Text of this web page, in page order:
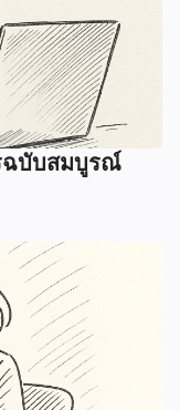
ฉบับสมบูรณ์